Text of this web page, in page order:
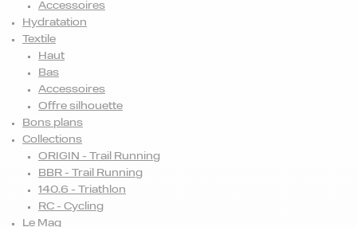
Accessoires
Hydratation
Textile
Haut
Bas
Accessoires
Offre silhouette
Bons plans
Collections
ORIGIN - Trail Running
BBR - Trail Running
140.6 - Triathlon
RC - Cycling
Le Mag